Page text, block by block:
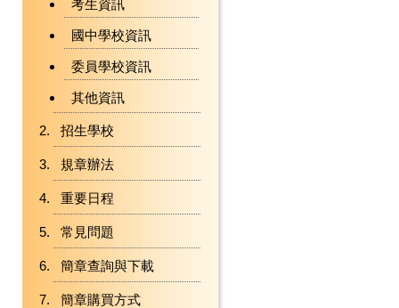
考生資訊
國中學校資訊
委員學校資訊
其他資訊
招生學校
規章辦法
重要日程
常見問題
簡章查詢與下載
簡章購買方式